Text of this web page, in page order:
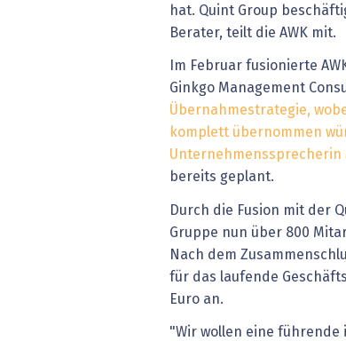
hat. Quint Group
Berater, teilt die AWK mit.
Im Februar fusionierte
Ginkgo Management
Übernahmestrategie,
komplett übernommen
Unternehmenssprecherin
bereits geplant.
Durch die Fusion mit der
Gruppe nun über 800
Nach dem
für das laufende
Euro an.
"Wir wollen eine